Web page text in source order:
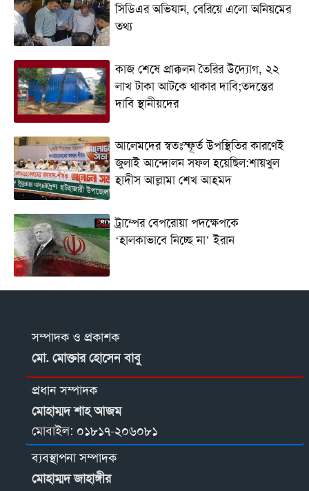
সিডিএর অভিযান, বেরিয়ে এলো অনিয়মের
তথ্য
কাজ শেষে প্রাক্কলন তৈরির উদ্যোগ, ২২
লাখ টাকা আটকে থাকার দাবি;তদন্তের
দাবি স্থানীয়দের
আলেমদের স্বতঃস্ফূর্ত উপস্থিতির কারণেই
জুলাই আন্দোলন সফল হয়েছিল:শায়খুল
হাদীস আল্লামা শেখ আহমদ
ট্রাম্পের বেপরোয়া পদক্ষেপকে
‘হালকাভাবে নিচ্ছে না’ ইরান
সম্পাদক ও প্রকাশক
মো. মোক্তার হোসেন বাবু
প্রধান সম্পাদক
মোহাম্মদ শাহ আজম
মোবাইল: ০১৮১৭-২০৬০৮১
ব্যবস্থাপনা সম্পাদক
মোহাম্মদ জাহাঙ্গীর